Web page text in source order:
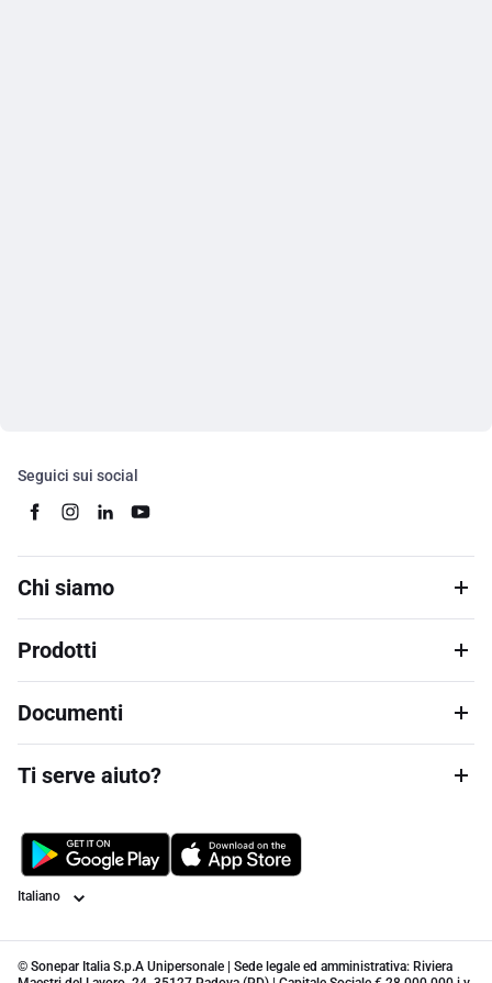
Seguici sui social
Chi siamo
Prodotti
Documenti
Ti serve aiuto?
Lingua
© Sonepar Italia S.p.A Unipersonale | Sede legale ed amministrativa: Riviera